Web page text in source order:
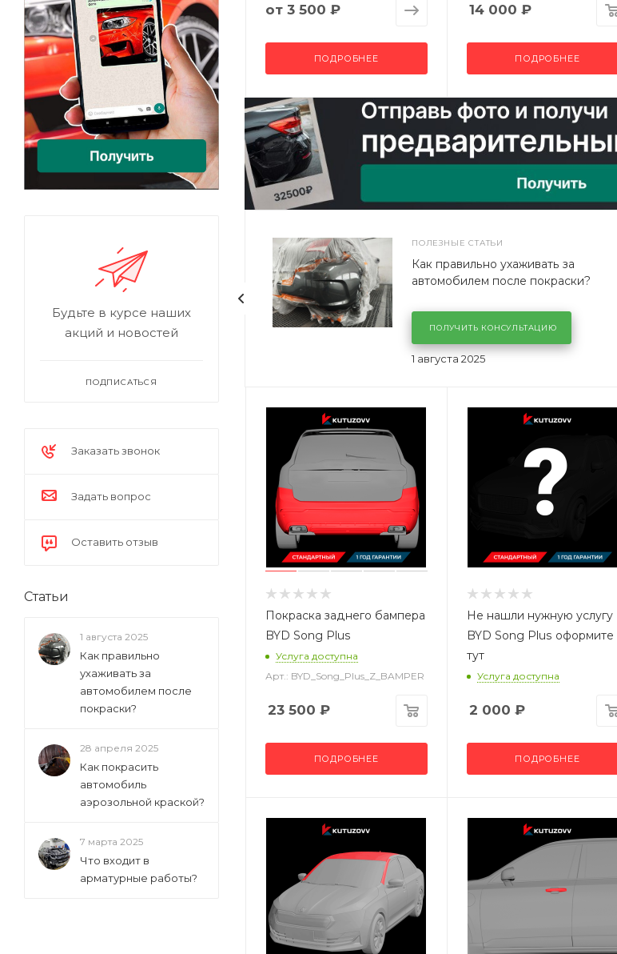
от 3 500 ₽
ПОДРОБНЕЕ
14 000 ₽
ПОДРОБНЕЕ
ПОЛЕЗНЫЕ СТАТЬИ
1 августа 2025
Как правильно ухаживать за
автомобилем после покраски?
ПОЛУЧИТЬ КОНСУЛЬТАЦИЮ
Покраска заднего бампера
BYD Song Plus
Услуга доступна
Арт.: BYD_Song_Plus_Z_BAMPER
23 500 ₽
ПОДРОБНЕЕ
Не нашли нужную услугу
BYD Song Plus оформите
тут
Услуга доступна
2 000 ₽
ПОДРОБНЕЕ
Будьте в курсе наших
акций и новостей
ПОДПИСАТЬСЯ
Заказать звонок
Задать вопрос
Оставить отзыв
Статьи
1 августа 2025
Как правильно
ухаживать за
автомобилем после
покраски?
28 апреля 2025
Как покрасить
автомобиль
аэрозольной краской?
7 марта 2025
Что входит в
арматурные работы?